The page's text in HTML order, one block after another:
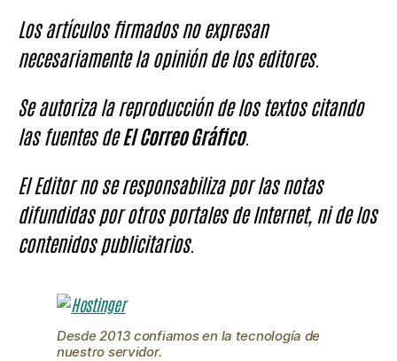
Los artículos firmados no expresan
necesariamente la opinión de los editores.
Se autoriza la reproducción de los textos citando
las fuentes deEl Correo Gráfico.
El Editor no se responsabiliza por las notas
difundidas por otros portales de Internet, ni de los
contenidos publicitarios.
Desde 2013 confiamos en la tecnología de
nuestro servidor.